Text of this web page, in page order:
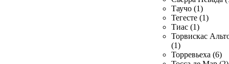
Таучо (1)
Тегесте (1)
Тиас (1)
Торвискас
(1)
Торревьеха (6)